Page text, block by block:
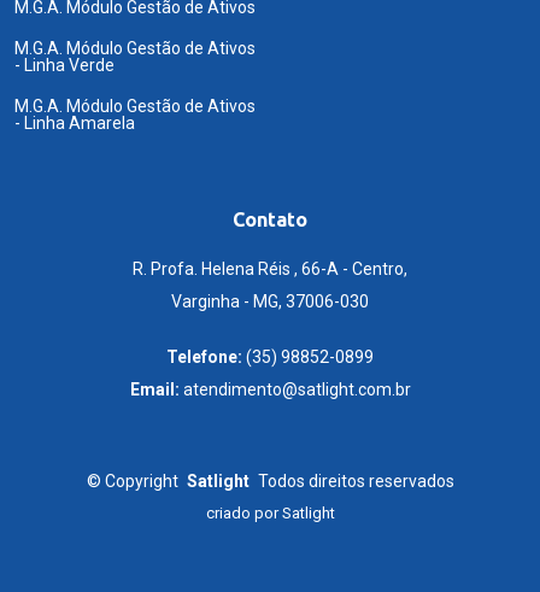
M.G.A. Módulo Gestão de Ativos
M.G.A. Módulo Gestão de Ativos
- Linha Verde
M.G.A. Módulo Gestão de Ativos
- Linha Amarela
Contato
R. Profa. Helena Réis , 66-A - Centro,
Varginha - MG, 37006-030
Telefone: (35) 98852-0899
Email: atendimento@satlight.com.br
© Copyright Satlight Todos direitos reservados
criado porSatlight